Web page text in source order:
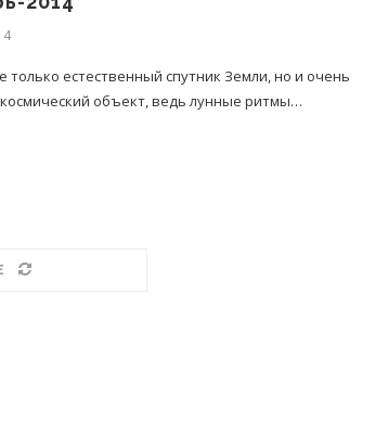
только естественный спутник Земли, но и очень
объект, ведь лунные ритмы…